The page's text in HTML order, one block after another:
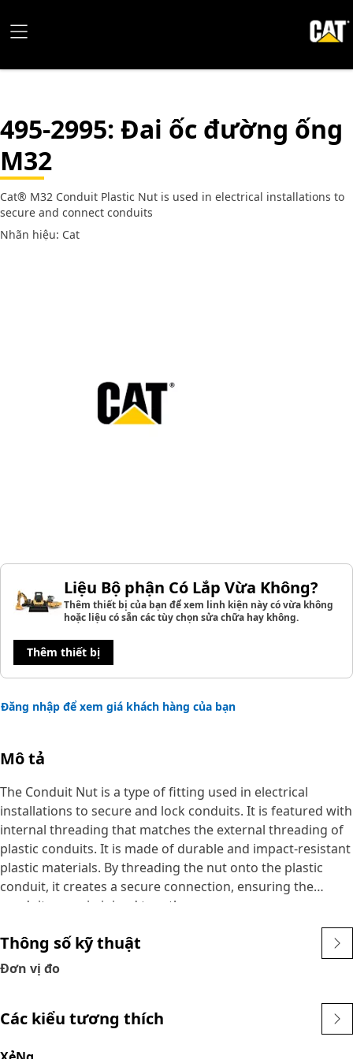
495-2995: Đai ốc đường ống
M32
Cat® M32 Conduit Plastic Nut is used in electrical installations to
secure and connect conduits
Nhãn hiệu: Cat
Liệu Bộ phận Có Lắp Vừa Không?
Thêm thiết bị của bạn để xem linh kiện này có vừa không
hoặc liệu có sẵn các tùy chọn sửa chữa hay không.
Thêm thiết bị
Đăng nhập để xem giá khách hàng của bạn
Mô tả
The Conduit Nut is a type of fitting used in electrical
installations to secure and lock conduits. It is featured with
internal threading that matches the external threading of
plastic conduits. It is made of durable and impact-resistant
plastic materials. By threading the nut onto the plastic
conduit, it creates a secure connection, ensuring the
conduits remain joined together.
Attributes:
• Provide economical choice for conduit installations
without compromising on performance or functionality
conditions
Thông số kỹ thuật
Đơn vị đo
Các kiểu tương thích